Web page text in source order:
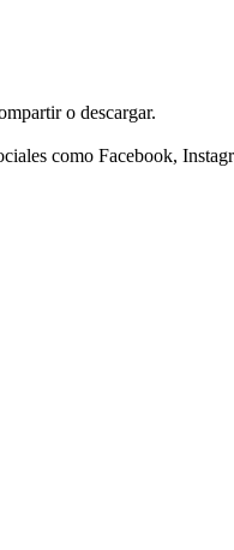
o descargar.
como Facebook,